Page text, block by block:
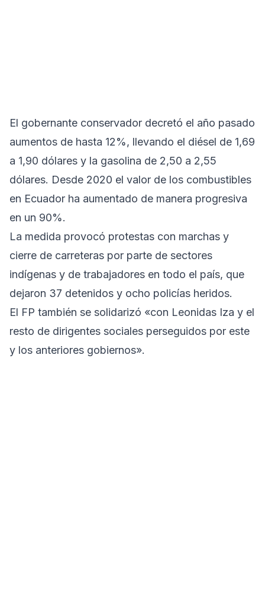
El gobernante conservador decretó el año pasado
aumentos de hasta 12%, llevando el diésel de 1,69
a 1,90 dólares y la gasolina de 2,50 a 2,55
dólares. Desde 2020 el valor de los combustibles
en Ecuador ha aumentado de manera progresiva
en un 90%.
La medida provocó protestas con marchas y
cierre de carreteras por parte de sectores
indígenas y de trabajadores en todo el país, que
dejaron 37 detenidos y ocho policías heridos.
El FP también se solidarizó «con Leonidas Iza y el
resto de dirigentes sociales perseguidos por este
y los anteriores gobiernos».